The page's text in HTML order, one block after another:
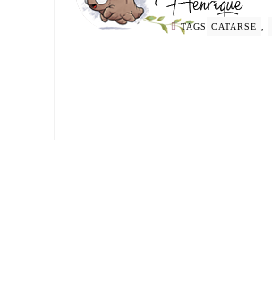
TAGS CATARSE ,